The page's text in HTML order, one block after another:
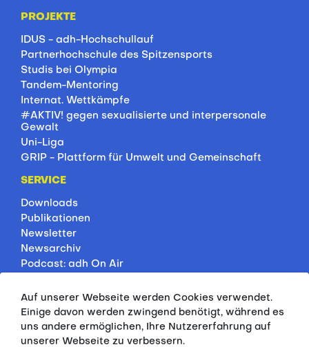
PROJEKTE
IDUS - adh-Hochschullauf
Partnerhochschule des Spitzensports
Studis bei Olympia
Tandem-Mentoring
Internat. Wettkämpfe
#AKTIV! gegen sexualisierte und interpersonale
Gewalt
Uni-Liga
GRIP - Plattform für Umwelt und Gemeinschaft
SERVICE
Downloads
Publikationen
Newsletter
Newsarchiv
Podcast: adh On Air
Rankings
Servicepartner
HSP-Onlinekurse
Auf unserer Webseite werden Cookies verwendet.
Einige davon werden zwingend benötigt, während es
uns andere ermöglichen, Ihre Nutzererfahrung auf
unserer Webseite zu verbessern.